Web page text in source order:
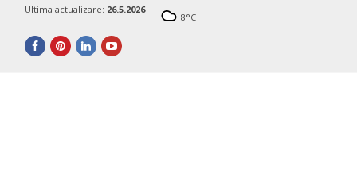
Ultima actualizare: 26.5.2026
8°C